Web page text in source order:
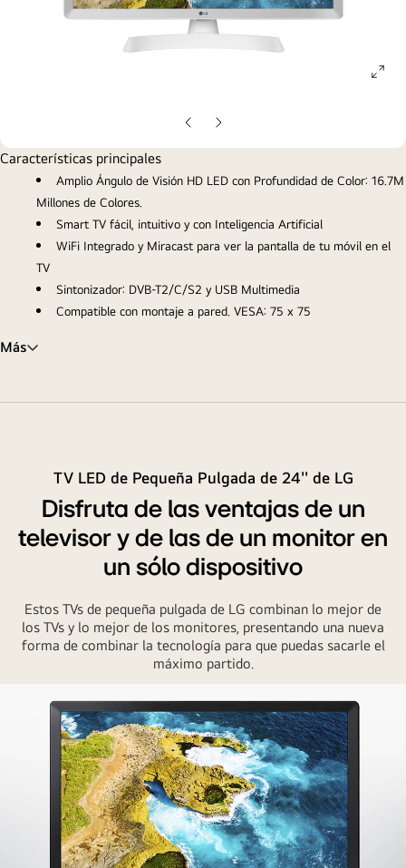
Diapositiva
anterior
Diapositiva
siguiente
Características principales
Amplio Ángulo de Visión HD LED con Profundidad de Color: 16.7M
Millones de Colores.
Smart TV fácil, intuitivo y con Inteligencia Artificial
WiFi Integrado y Miracast para ver la pantalla de tu móvil en el
TV
Sintonizador: DVB-T2/C/S2 y USB Multimedia
Compatible con montaje a pared. VESA: 75 x 75
Más
TV LED de Pequeña Pulgada de 24'' de LG
Disfruta de las ventajas de un
televisor y de las de un monitor en
un sólo dispositivo
Estos TVs de pequeña pulgada de LG combinan lo mejor de
los TVs y lo mejor de los monitores, presentando una nueva
forma de combinar la tecnología para que puedas sacarle el
máximo partido.